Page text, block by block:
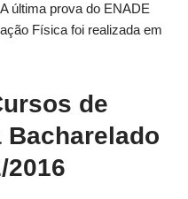
última prova do ENADE
Física foi realizada em
de
Bacharelado
2016